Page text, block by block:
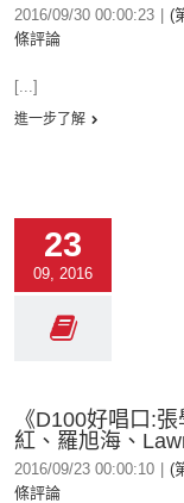
2016/09/30 00:00:23 (
條評論
[...]
進一步了解
23
09, 2016
《D100好唱口:
紅、羅旭海、
2016/09/23 00:00:10 (
條評論